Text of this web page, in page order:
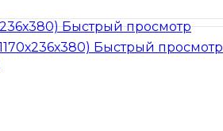
Быстрый просмотр
Быстрый просмотр